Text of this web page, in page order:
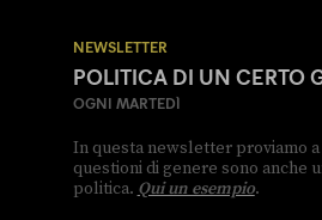
NEWSLETTER
POLITICA DI UN CERTO
OGNI MARTEDÌ
In questa newsletter proviamo
questioni di genere sono anche
politica. Qui un esempio.